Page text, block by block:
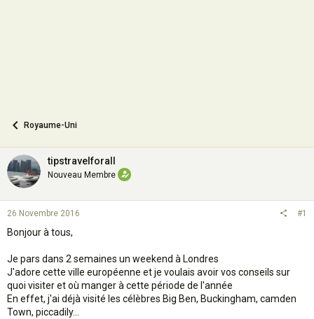
Royaume-Uni
tipstravelforall
Nouveau Membre
26 Novembre 2016 #1
Bonjour à tous,
Je pars dans 2 semaines un weekend à Londres
J'adore cette ville européenne et je voulais avoir vos conseils sur
quoi visiter et où manger à cette période de l'année
En effet, j'ai déjà visité les célèbres Big Ben, Buckingham, camden
Town, piccadily...